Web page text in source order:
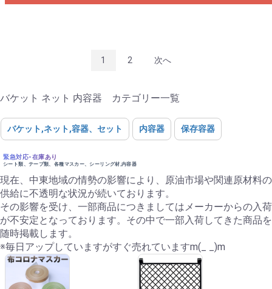
1 2 次へ
バケット ネット 内容器 カテゴリー一覧
バケット,ネット,容器、セット 内容器 保存容器
緊急対応-在庫あり
シート類、テープ類、各種マスカー、シーリング材,内容器
現在、中東地域の情勢の影響により、原油市場や関連原材料の
供給に不透明な状況が続いております。
その影響を受け、一部商品につきましてはメーカーからの入荷
が不安定となっております。その中で一部入荷してきた商品を
随時掲載します。
※毎日アップしていますがすぐ売れていますm(_ _)m